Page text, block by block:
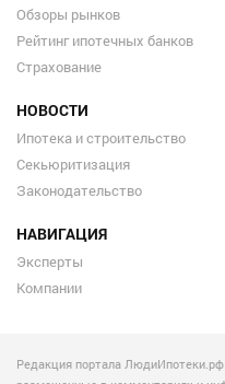
Обзоры рынков
Рейтинг ипотечных банков
Страхование
НОВОСТИ
Ипотека и строительство
Секьюритизация
Законодательство
НАВИГАЦИЯ
Эксперты
Компании
Редакция портала ЛюдиИпотеки.рф